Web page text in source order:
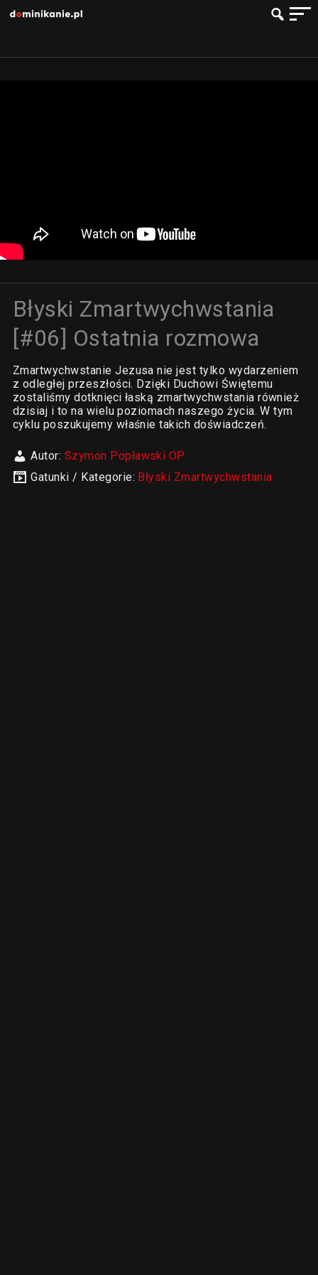
Błyski Zmartwychwstania
[#06] Ostatnia rozmowa
Zmartwychwstanie Jezusa nie jest tylko wydarzeniem
z odległej przeszłości. Dzięki Duchowi Świętemu
zostaliśmy dotknięci łaską zmartwychwstania również
dzisiaj i to na wielu poziomach naszego życia. W tym
cyklu poszukujemy właśnie takich doświadczeń.
Autor: Szymon Popławski OP
Gatunki / Kategorie: Błyski Zmartwychwstania